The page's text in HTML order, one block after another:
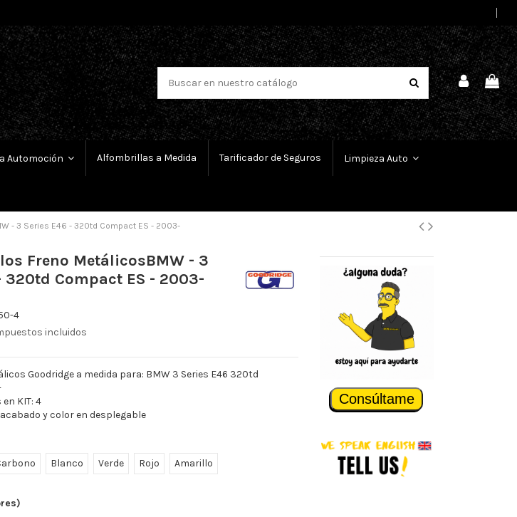
Automoción Alfombrillas a Medida Tarificador de Seguros Limpieza Auto
- 3 Series E46 - 320td Compact ES - 2003-
Freno MetálicosBMW - 3
320td Compact ES - 2003-
4
incluidos
Goodridge a medida para: BMW 3 Series E46 320td
KIT: 4
y color en desplegable
Blanco Verde Rojo Amarillo
Consúltame